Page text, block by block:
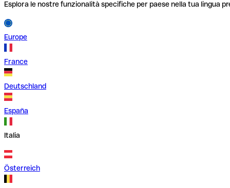
Esplora le nostre funzionalità specifiche per paese nella tua lingua
Europe
France
Deutschland
España
Italia
Österreich